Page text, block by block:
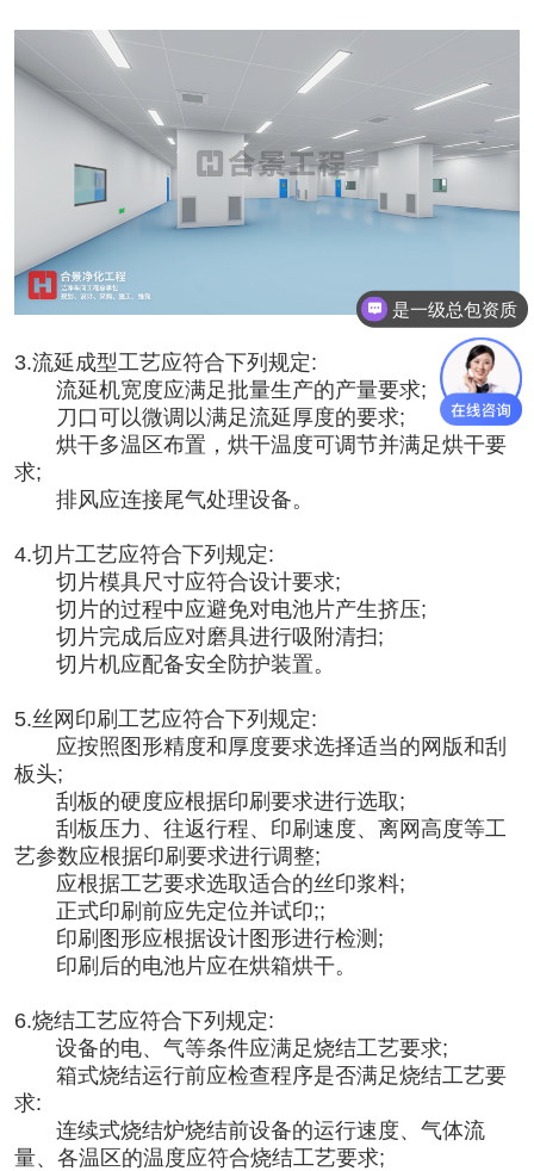
3.流延成型工艺应符合下列规定:
流延机宽度应满足批量生产的产量要求;
刀口可以微调以满足流延厚度的要求;
烘干多温区布置，烘干温度可调节并满足烘干要
求;
排风应连接尾气处理设备。
4.切片工艺应符合下列规定:
切片模具尺寸应符合设计要求;
切片的过程中应避免对电池片产生挤压;
切片完成后应对磨具进行吸附清扫;
切片机应配备安全防护装置。
5.丝网印刷工艺应符合下列规定:
应按照图形精度和厚度要求选择适当的网版和刮
板头;
刮板的硬度应根据印刷要求进行选取;
刮板压力、往返行程、印刷速度、离网高度等工
艺参数应根据印刷要求进行调整;
应根据工艺要求选取适合的丝印浆料;
正式印刷前应先定位并试印;;
印刷图形应根据设计图形进行检测;
印刷后的电池片应在烘箱烘干。
6.烧结工艺应符合下列规定:
设备的电、气等条件应满足烧结工艺要求;
箱式烧结运行前应检查程序是否满足烧结工艺要
求:
连续式烧结炉烧结前设备的运行速度、气体流
量、各温区的温度应符合烧结工艺要求;
是一级总包资质